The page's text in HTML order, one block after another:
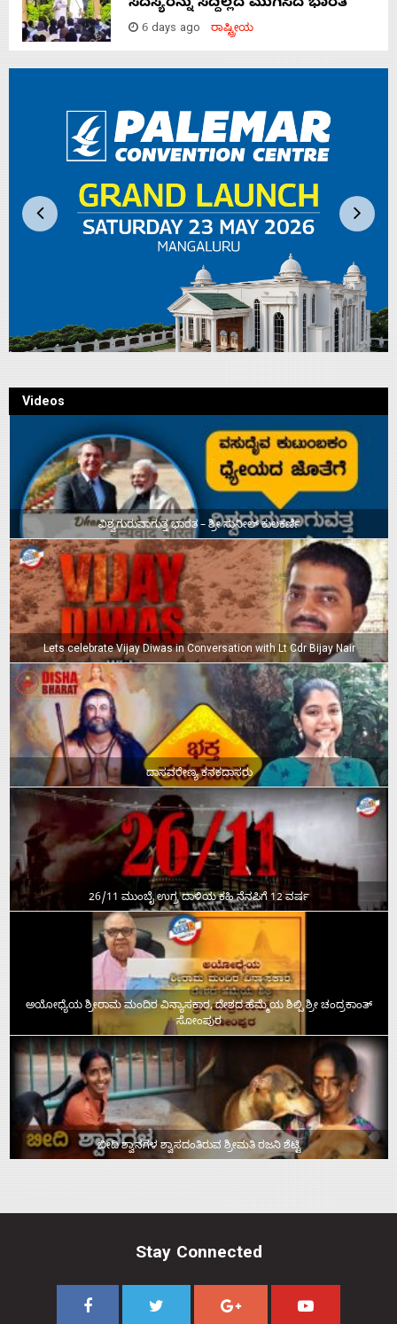
ಸದಸ್ಯರನ್ನು ಸದ್ದಿಲ್ಲದೆ ಮುಗಿಸಿದೆ ಭಾರತ
6 days ago ರಾಷ್ಟ್ರೀಯ
Videos
ವಿಶ್ವಗುರುವಾಗುತ್ತ ಭಾರತ – ಶ್ರೀ ಸುನೀಲ್‌ ಕುಲಕರ್ಣಿ
Lets celebrate Vijay Diwas in Conversation with Lt Cdr Bijay Nair
ದಾಸವರೇಣ್ಯ ಕನಕದಾಸರು
26/11 ಮುಂಬೈ ಉಗ್ರ ದಾಳಿಯ ಕಹಿ ನೆನಪಿಗೆ 12 ವರ್ಷ
ಅಯೋಧ್ಯೆಯ ಶ್ರೀರಾಮ ಮಂದಿರ ವಿನ್ಯಾಸಕಾರ, ದೇಶದ ಹೆಮ್ಮೆಯ ಶಿಲ್ಪಿ ಶ್ರೀ ಚಂದ್ರಕಾಂತ್‌
ಸೋಂಪುರ
ಬೀದಿ ಶ್ವಾನಗಳ ಶ್ವಾಸದಂತಿರುವ ಶ್ರೀಮತಿ ರಜನಿ ಶೆಟ್ಟಿ
Stay Connected